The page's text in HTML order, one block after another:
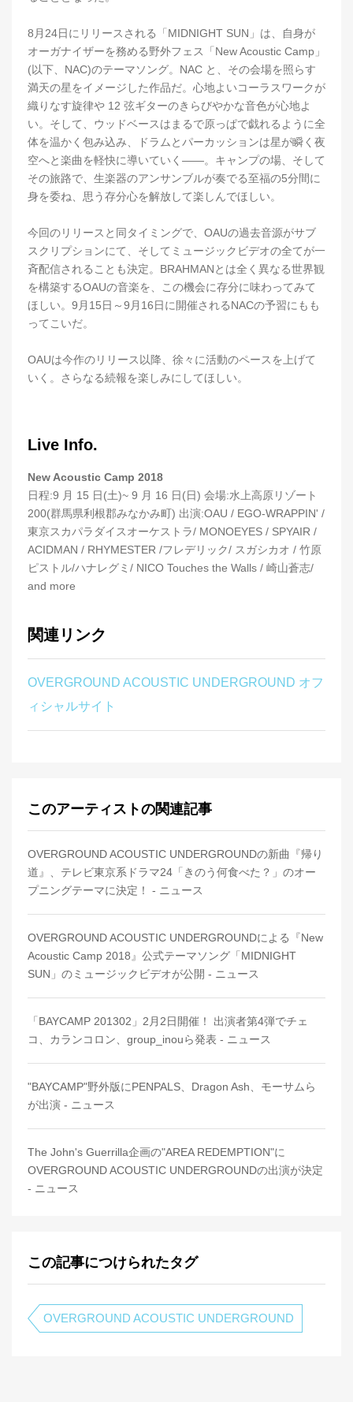
8月24日にリリースされる「MIDNIGHT SUN」は、自身が
オーガナイザーを務める野外フェス「New Acoustic Camp」
(以下、NAC)のテーマソング。NAC と、その会場を照らす
満天の星をイメージした作品だ。心地よいコーラスワークが
織りなす旋律や 12 弦ギターのきらびやかな音色が心地よ
い。そして、ウッドベースはまるで原っぱで戯れるように全
体を温かく包み込み、ドラムとパーカッションは星が瞬く夜
空へと楽曲を軽快に導いていく――。キャンプの場、そして
その旅路で、生楽器のアンサンブルが奏でる至福の5分間に
身を委ね、思う存分心を解放して楽しんでほしい。
今回のリリースと同タイミングで、OAUの過去音源がサブ
スクリプションにて、そしてミュージックビデオの全てが一
斉配信されることも決定。BRAHMANとは全く異なる世界観
を構築するOAUの音楽を、この機会に存分に味わってみて
ほしい。9月15日～9月16日に開催されるNACの予習にもも
ってこいだ。
OAUは今作のリリース以降、徐々に活動のペースを上げて
いく。さらなる続報を楽しみにしてほしい。
Live Info.
New Acoustic Camp 2018
日程:9 月 15 日(土)~ 9 月 16 日(日) 会場:水上高原リゾート
200(群馬県利根郡みなかみ町) 出演:OAU / EGO-WRAPPIN' /
東京スカパラダイスオーケストラ/ MONOEYES / SPYAIR /
ACIDMAN / RHYMESTER /フレデリック/ スガシカオ / 竹原
ピストル/ハナレグミ/ NICO Touches the Walls / 崎山蒼志/
and more
関連リンク
OVERGROUND ACOUSTIC UNDERGROUND オフ
ィシャルサイト
このアーティストの関連記事
OVERGROUND ACOUSTIC UNDERGROUNDの新曲『帰り
道』、テレビ東京系ドラマ24「きのう何食べた？」のオー
プニングテーマに決定！ - ニュース
OVERGROUND ACOUSTIC UNDERGROUNDによる『New
Acoustic Camp 2018』公式テーマソング「MIDNIGHT
SUN」のミュージックビデオが公開 - ニュース
「BAYCAMP 201302」2月2日開催！ 出演者第4弾でチェ
コ、カランコロン、group_inouら発表 - ニュース
"BAYCAMP"野外版にPENPALS、Dragon Ash、モーサムら
が出演 - ニュース
The John's Guerrilla企画の"AREA REDEMPTION"に
OVERGROUND ACOUSTIC UNDERGROUNDの出演が決定
- ニュース
この記事につけられたタグ
OVERGROUND ACOUSTIC UNDERGROUND